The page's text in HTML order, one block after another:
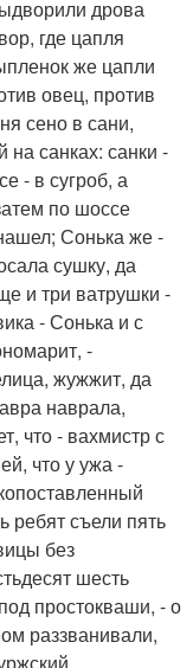
дрова
где цапля
же цапли
овец, против
сено в сани,
на санках: санки -
- в сугроб, а
по шоссе
Сонька же -
сушку, да
и три ватрушки -
- Сонька и с
-
жужжит, да
наврала,
что - вахмистр с
что у ужа -
ребят съели пять
без
шесть
простокваши, - о
раззванивали,